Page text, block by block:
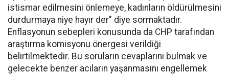
istismar edilmesini önlemeye, kadınların öldürülmesini
durdurmaya niye hayır der" diye sormaktadır.
Enflasyonun sebepleri konusunda da CHP tarafından
araştırma komisyonu önergesi verildiği
belirtilmektedir. Bu soruların cevaplarını bulmak ve
gelecekte benzer acıların yaşanmasını engellemek